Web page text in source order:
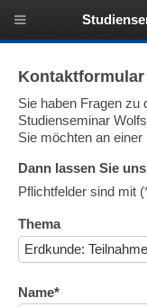
Kontaktformular
Sie haben Fragen zu
Studienseminar
Sie möchten an
Dann lassen Sie
Pflichtfelder sind mit
Thema
Name*